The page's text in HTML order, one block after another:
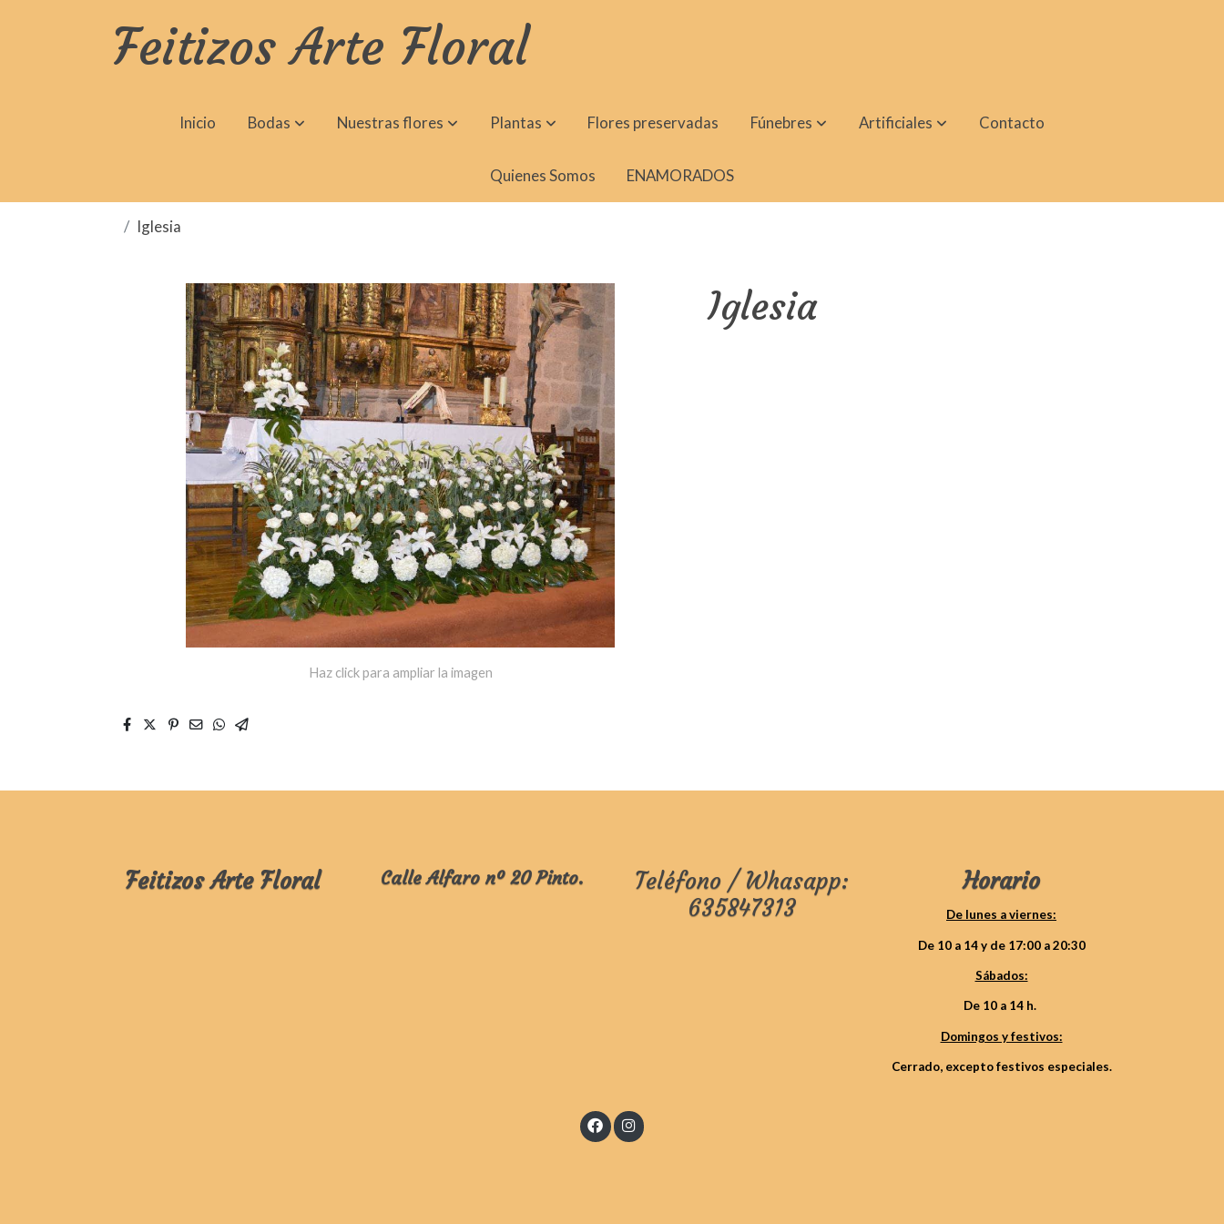
Feitizos Arte Floral
Inicio Bodas Nuestras flores Plantas Flores preservadas Fúnebres Artificiales Contacto
Quienes Somos ENAMORADOS
Iglesia
Haz click para ampliar la imagen
Iglesia
Feitizos Arte Floral Calle Alfaro nº 20 Pinto.
Teléfono / Whasapp:
635847313
Horario
De lunes a viernes:
De 10 a 14 y de 17:00 a 20:30
Sábados:
De 10 a 14 h.
Domingos y festivos:
Cerrado, excepto festivos especiales.